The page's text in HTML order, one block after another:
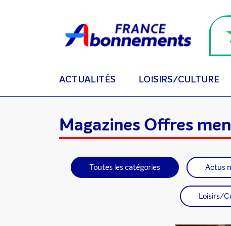
ACTUALITÉS LOISIRS/CULTURE
Magazines Offres
Toutes les catégories Actus
Loisirs/